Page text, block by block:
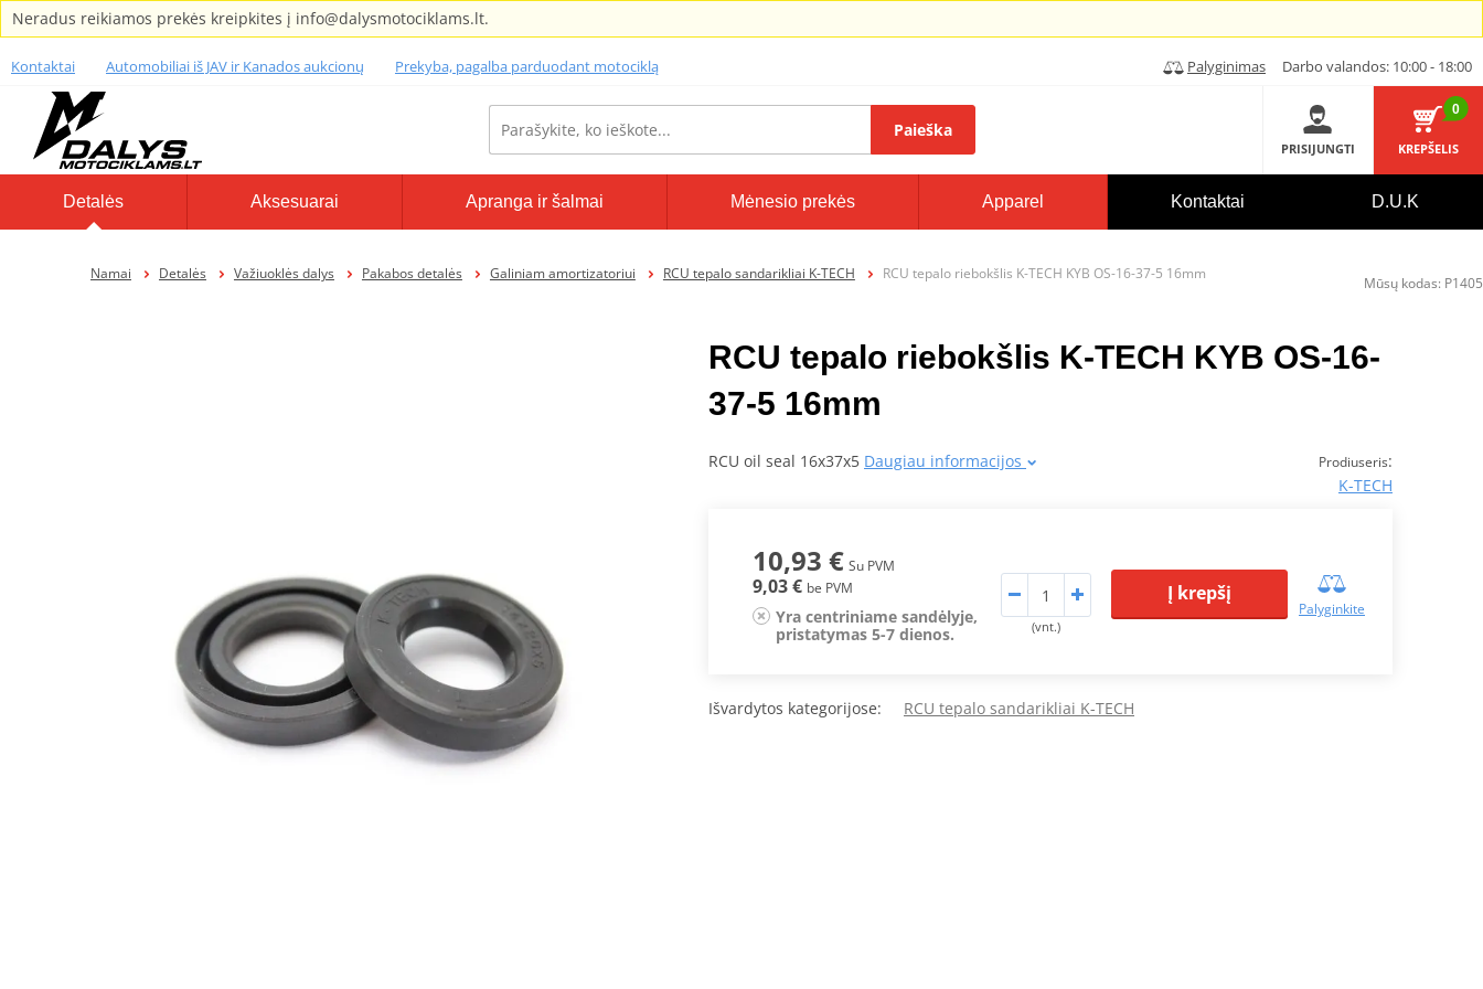
Neradus reikiamos prekės kreipkites į info@dalysmotociklams.lt.
Kontaktai Automobiliai iš JAV ir Kanados aukcionų Prekyba, pagalba parduodant motociklą Palyginimas Darbo valandos: 10:00 - 18:00
Paieška
PRISIJUNGTI
0
KREPŠELIS
Detalės Aksesuarai Apranga ir šalmai Mėnesio prekės Apparel Kontaktai D.U.K
Namai Detalės Važiuoklės dalys Pakabos detalės Galiniam amortizatoriui RCU tepalo sandarikliai K-TECH RCU tepalo riebokšlis K-TECH KYB OS-16-37-5 16mm
RCU tepalo riebokšlis K-TECH KYB OS-16-
37-5 16mm
Prodiuseris:
K-TECH
RCU oil seal 16x37x5 Daugiau informacijos
10,93 € Su PVM
9,03 € be PVM
Yra centriniame sandėlyje,
pristatymas 5-7 dienos.
(vnt.)
Į krepšį
Palyginkite
Išvardytos kategorijose: RCU tepalo sandarikliai K-TECH
Mūsų kodas: P1405